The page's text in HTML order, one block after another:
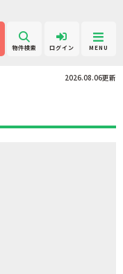
物件検索 ログイン MENU
2026.08.06更新